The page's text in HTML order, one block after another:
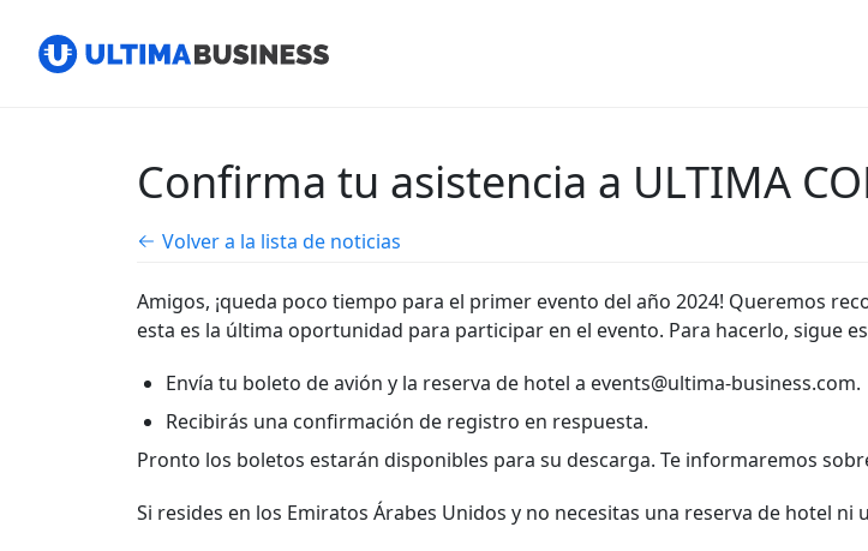
Confirma tu asistencia a ULTIMA
Volver a la lista de noticias
Amigos, ¡queda poco tiempo para el primer evento del año 2024! Queremos
esta es la última oportunidad para participar en el evento. Para hacerlo, sigue
Envía tu boleto de avión y la reserva de hotel a events@ultima-business.com.
Recibirás una confirmación de registro en respuesta.
Pronto los boletos estarán disponibles para su descarga. Te informaremos
Si resides en los Emiratos Árabes Unidos y no necesitas una reserva de hotel